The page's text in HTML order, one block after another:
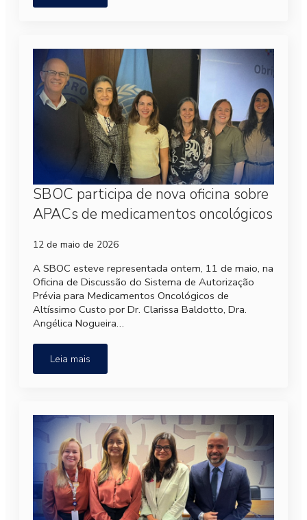
SBOC participa de nova oficina sobre
APACs de medicamentos oncológicos
12 de maio de 2026
A SBOC esteve representada ontem, 11 de maio, na
Oficina de Discussão do Sistema de Autorização
Prévia para Medicamentos Oncológicos de
Altíssimo Custo por Dr. Clarissa Baldotto, Dra.
Angélica Nogueira…
Leia mais